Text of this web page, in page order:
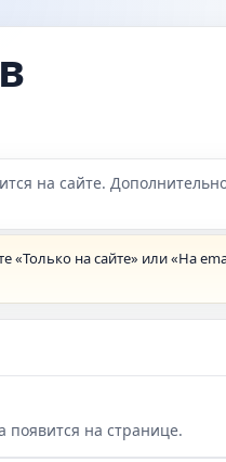
на сайте.
«Только на сайте» или «На
появится на странице.